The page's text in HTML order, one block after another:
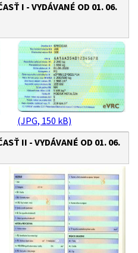
I - VYDÁVANÉ OD 01. 06.
(JPG, 150 kB)
II - VYDÁVANÉ OD 01. 06.